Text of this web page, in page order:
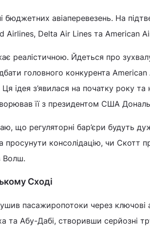
бюджетних авіаперевезень. На
Airlines, Delta Air Lines та American
реалістичною. Йдеться про
головного конкурента American
ідея з’явилася на початку року та
її з президентом США
що регуляторні бар’єри будуть
консолідацію, чи Скотт
Волш.
Сході
пасажиропотоки через ключові
та Абу-Дабі, створивши серйозні